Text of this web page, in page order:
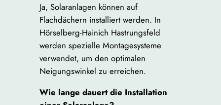
Ja, Solaranlagen können auf
Flachdächern installiert werden. In
Hörselberg-Hainich Hastrungsfeld
werden spezielle Montagesysteme
verwendet, um den optimalen
Neigungswinkel zu erreichen.
Wie lange dauert die Installation